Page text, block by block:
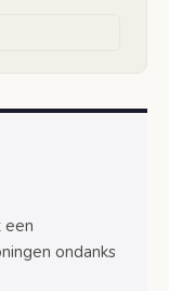
voorwaarden
ter stimulering
een
ondanks